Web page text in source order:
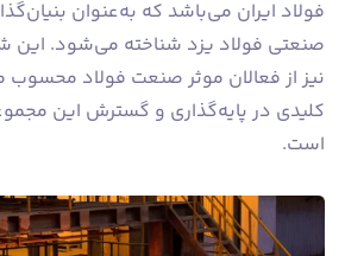
فولاد ایران می‌باشد که به‌عنوان
صنعتی فولاد یزد شناخته می‌شود.
نیز از فعالان موثر صنعت فولاد
کلیدی در پایه‌گذاری و گسترش این
است.